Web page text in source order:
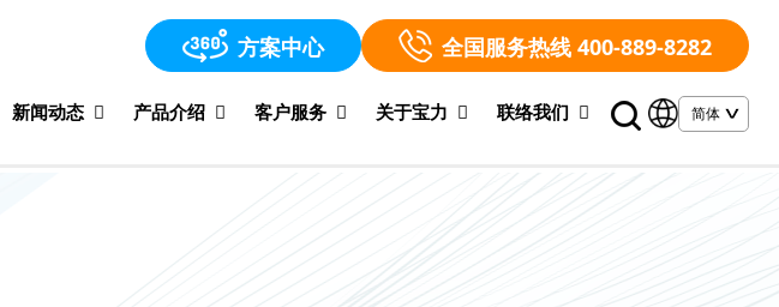
方案中心 全国服务热线 400-889-8282
新闻动态 产品介绍 客户服务 关于宝力 联络我们